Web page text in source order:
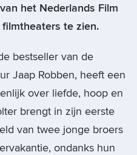
het Nederlands Film
te zien.
bestseller van de
Jaap Robben, heeft een
over liefde, hoop en
brengt in zijn eerste
van twee jonge broers
ondanks hun